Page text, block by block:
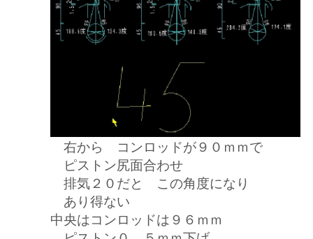
右から コンロッドが９０ｍｍで
ピストン尻面合わせ
排気２０だと この角度になり
あり得ない
中央はコンロッドは９６ｍｍ